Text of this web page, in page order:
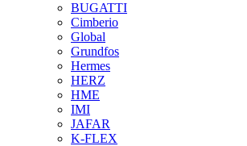
BUGATTI
Cimberio
Global
Grundfos
Hermes
HERZ
HME
IMI
JAFAR
K-FLEX